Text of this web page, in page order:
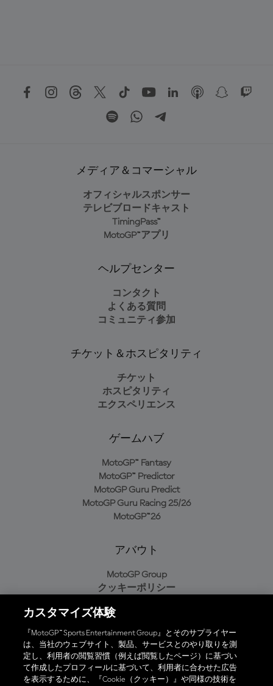
メディア＆コマーシャル
オフィシャルスポンサー
テレビブロードキャスト
TimingPass™
MotoGP™アプリ
ヘルプセンター
コンタクト
よくある質問
コミュニティ参加
チケット＆ホスピタリティ
チケット
ホスピタリティ
エクスペリエンス
ゲームハブ
MotoGP™ Fantasy
MotoGP™ Predictor
MotoGP Guru Predict
MotoGP Guru Racing 25/26
MotoGP™26
アバウト
MotoGP Group
クッキーポリシー
プライバシーポリシー
購入ポリシー
オフィシャルアプリ
カスタマイズ体験
『MotoGP™ Sports Entertainment Group』とそのサプライヤー
は、当社のウェブサイト、製品、サービスとのやり取りを測
定し、利用者の閲覧習慣（例えば閲覧したページ）に基づい
て作成したプロフィールに基づいて、利用者に合わせた広告
を表示するために、『Cookie（クッキー）』や同様の技術を